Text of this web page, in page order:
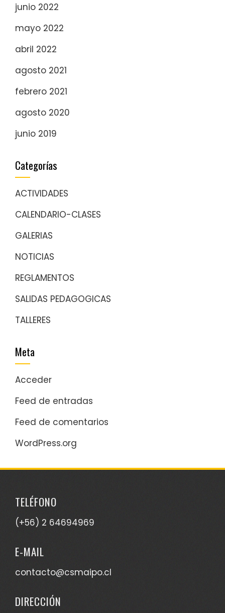
junio 2022
mayo 2022
abril 2022
agosto 2021
febrero 2021
agosto 2020
junio 2019
Categorías
ACTIVIDADES
CALENDARIO-CLASES
GALERIAS
NOTICIAS
REGLAMENTOS
SALIDAS PEDAGOGICAS
TALLERES
Meta
Acceder
Feed de entradas
Feed de comentarios
WordPress.org
TELÉFONO
(+56) 2 64694969
E-MAIL
contacto@csmaipo.cl
DIRECCIÓN